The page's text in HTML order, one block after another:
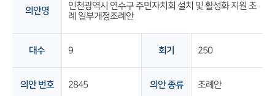
의안명
인천광역시 연수구 주민자치회 설치 및 활성화 지원 조
례 일부개정조례안
대수 9 회기 250
의안 번호 2845 의안 종류 조례안